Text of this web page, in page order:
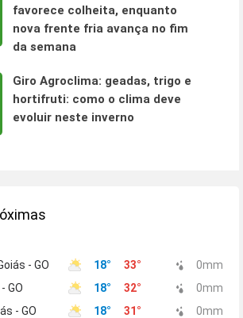
favorece colheita, enquanto
nova frente fria avança no fim
da semana
Giro Agroclima: geadas, trigo e
hortifruti: como o clima deve
evoluir neste inverno
- GO 18° 33° 0mm
GO
18° 32° 0mm
- GO
18° 31 ° 0mm